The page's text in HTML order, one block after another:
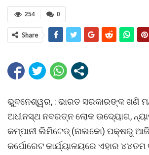
0
254
Share
ଭୁବନେଶ୍ୱର, : ଭାରତ ସରକାରଙ୍କ ଖଣି
ଅଧୀନସ୍ଥ ନବରତ୍ନ ଲୋକ ଉଦ୍ୟୋଗ,
କମ୍ପାନୀ ଲିମିଟେଡ୍ (ନାଲକୋ) ପକ୍ଷରୁ
କର୍ପୋରେଟ କାର୍ଯ୍ୟାଳୟରେ ଏହାର ୪୪ତମ